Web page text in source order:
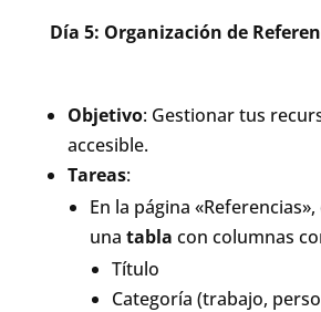
Día 5: Organización de
Objetivo: Gestionar tus
accesible.
Tareas:
En la página «Referencias»,
una tabla con columnas
Título
Categoría (trabajo,